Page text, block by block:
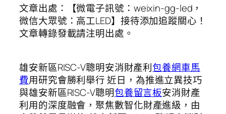
文章出處：【微電子訊號：weixin-gg-led，
微信大眾號：高工LED】接待添加追蹤關心！
文章轉錄發載請注明出處。
雄安新區RISC-V聰明安消財產利包養網車馬
費用研究會勝利舉行 近日，為推進立異技巧
與雄安新區RISC-V聰明包養留言板安消財產
利用的深度融會，聚焦數智化財產進級，由